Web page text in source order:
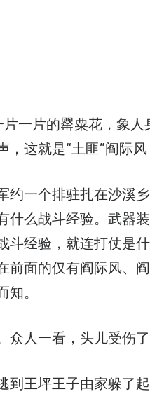
这就是“土匪”阎际
约一个排驻扎在沙溪
什么战斗经验。武器
斗经验，就连打仗是
前面的仅有阎际风、
。
人一看，头儿受伤
王坪王子由家躲了